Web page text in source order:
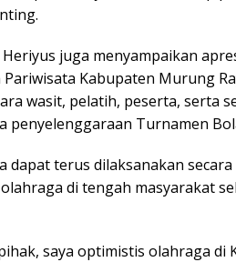
juga menyampaikan
Pariwisata Kabupaten Murung
wasit, pelatih, peserta, serta
penyelenggaraan Turnamen
dapat terus dilaksanakan
di tengah masyarakat
saya optimistis olahraga di